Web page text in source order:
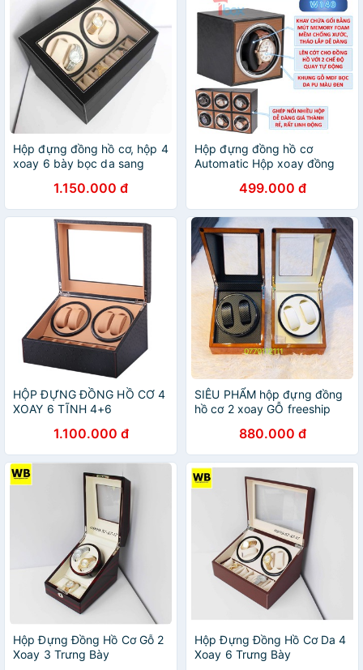
Hộp đựng đồng hồ cơ, hộp 4
xoay 6 bày bọc da sang
1.150.000 đ
Hộp đựng đồng hồ cơ
Automatic Hộp xoay đồng
Mabuchi Nhật bản loại 1
xoay 2 xoay
499.000 đ
HỘP ĐỰNG ĐỒNG HỒ CƠ 4
XOAY 6 TĨNH 4+6
1.100.000 đ
SIÊU PHẨM hộp đựng đồng
hồ cơ 2 xoay GỖ freeship
880.000 đ
Hộp Đựng Đồng Hồ Cơ Gỗ 2
Xoay 3 Trưng Bày
Hộp Đựng Đồng Hồ Cơ Da 4
Xoay 6 Trưng Bày